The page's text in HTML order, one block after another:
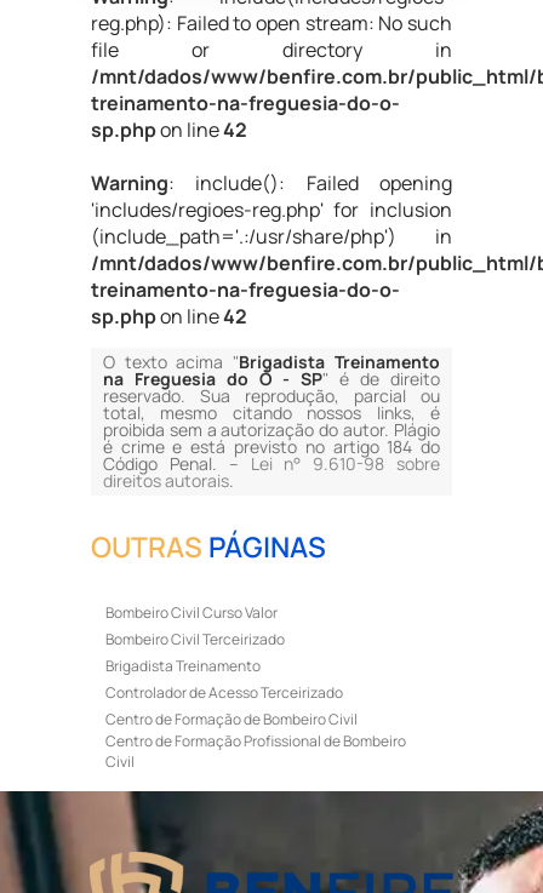
reg.php): Failed to open stream: No such
file or directory in
/mnt/dados/www/benfire.com.br/public_html/
treinamento-na-freguesia-do-o-
sp.phpon line42
Warning: include(): Failed opening
'includes/regioes-reg.php' for inclusion
(include_path='.:/usr/share/php') in
/mnt/dados/www/benfire.com.br/public_html/
treinamento-na-freguesia-do-o-
sp.phpon line42
O texto acima "Brigadista Treinamento
na Freguesia do Ó - SP" é de direito
reservado. Sua reprodução, parcial ou
total, mesmo citando nossos links, é
proibida sem a autorização do autor. Plágio
é crime e está previsto no artigo 184 do
Código Penal. – Lei n° 9.610-98 sobre
direitos autorais.
OUTRAS PÁGINAS
Bombeiro Civil Curso Valor
Bombeiro Civil Terceirizado
Brigadista Treinamento
Controlador de Acesso Terceirizado
Centro de Formação de Bombeiro Civil
Centro de Formação Profissional de Bombeiro
Civil
Curso de Bombeiro Civil
Curso de Bombeiro Civil Preço
Curso de Bombeiro Civil Primeiros Socorros
Curso de Bombeiro Civil Profissional